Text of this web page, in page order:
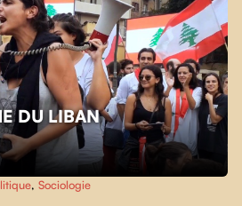
DU LIBAN
, Sociologie